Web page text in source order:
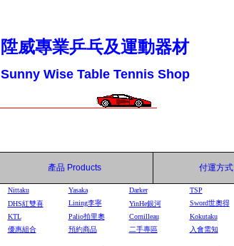
陞威專業乒乓及運動器材
Sunny Wise Table Tennis Shop
產品 Products 付運方式
Nittaku Yasaka Darker TSP
DHS紅雙喜 Lining李寧 YinHe銀河 Sword世奧得
KTL Palio拍里奧 Cornilleau Kokutaku
優惠組合 預約商品 二手專區 入會需知